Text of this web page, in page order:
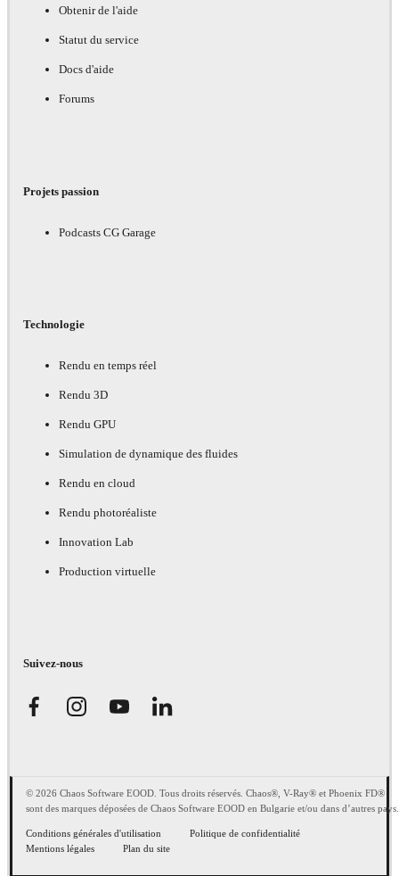
Obtenir de l'aide
Statut du service
Docs d'aide
Forums
Projets passion
Podcasts CG Garage
Technologie
Rendu en temps réel
Rendu 3D
Rendu GPU
Simulation de dynamique des fluides
Rendu en cloud
Rendu photoréaliste
Innovation Lab
Production virtuelle
Suivez-nous
© 2026 Chaos Software EOOD. Tous droits réservés. Chaos®, V-Ray® et Phoenix FD®
sont des marques déposées de Chaos Software EOOD en Bulgarie et/ou dans d’autres pays.
Conditions générales d'utilisation
Politique de confidentialité
Mentions légales
Plan du site